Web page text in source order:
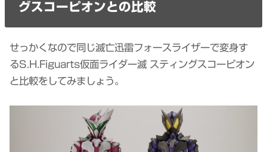
グスコーピオンとの比較
せっかくなので同じ滅亡迅雷フォースライザーで変身す
るS.H.Figuarts仮面ライダー滅 スティングスコーピオン
と比較をしてみましょう。